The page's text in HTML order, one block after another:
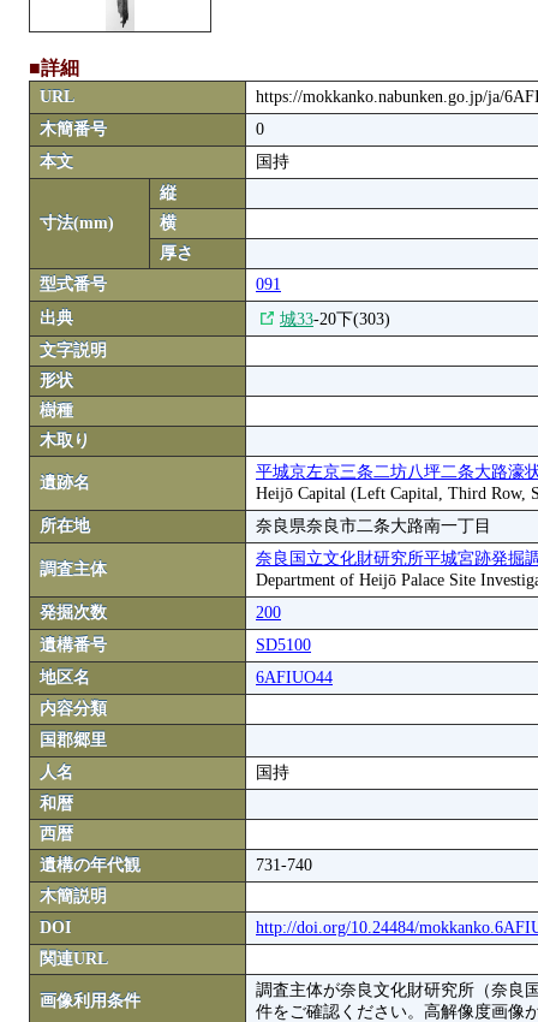
■詳細
URL
https://mokkanko.nabunken.go.jp/ja/
木簡番号
0
本文
国持
寸法(mm)
縦
横
厚さ
型式番号
091
出典
城33-20下(303)
文字説明
形状
樹種
木取り
遺跡名
平城京左京三条二坊八坪二条大路濠
Heijō Capital (Left Capital, Third Row,
所在地
奈良県奈良市二条大路南一丁目
調査主体
奈良国立文化財研究所平城宮跡発掘
Department of Heijō Palace Site
発掘次数
200
遺構番号
SD5100
地区名
6AFIUO44
内容分類
国郡郷里
人名
国持
和暦
西暦
遺構の年代観
731-740
木簡説明
DOI
http://doi.org/10.24484/
関連URL
画像利用条件
調査主体が奈良文化財研究所（奈良
件をご確認ください。高解像度画像